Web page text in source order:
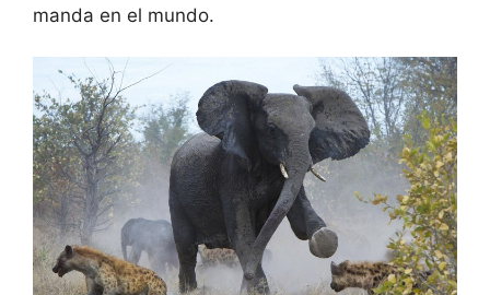
manda en el mundo.